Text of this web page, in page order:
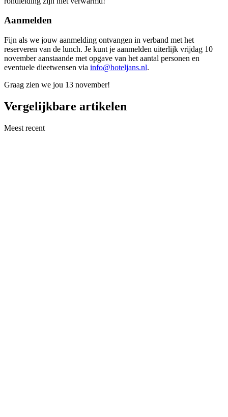
Aanmelden
Fijn als we jouw aanmelding ontvangen in verband met het
reserveren van de lunch. Je kunt je aanmelden uiterlijk vrijdag 10
november aanstaande met opgave van het aantal personen en
eventuele dieetwensen via info@hoteljans.nl.
Graag zien we jou 13 november!
Vergelijkbare artikelen
Meest recent